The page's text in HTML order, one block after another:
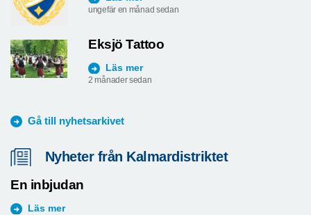
ungefär en månad sedan
Eksjö Tattoo
Läs mer
2 månader sedan
Gå till nyhetsarkivet
Nyheter från Kalmardistriktet
En inbjudan
Läs mer